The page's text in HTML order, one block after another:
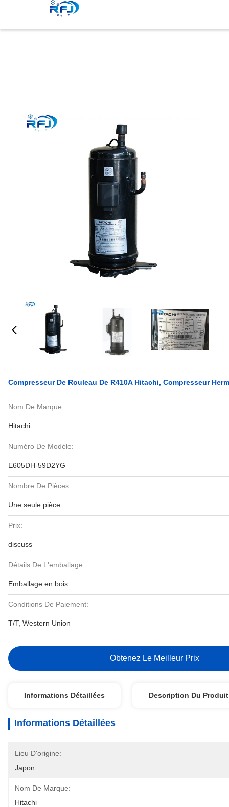
Compresseur De Rouleau De R410A Hitachi, Compresseur
Nom De Marque:
Hitachi
Numéro De Modèle:
E605DH-59D2YG
Nombre De Pièces:
Une seule pièce
Prix:
discuss
Détails De L'emballage:
Emballage en bois
Conditions De Paiement:
T/T, Western Union
Obtenez Le Meilleur Prix
Informations Détaillées Description Du Produit
Informations Détaillées
Lieu D'origine:
Japon
Nom De Marque:
Hitachi